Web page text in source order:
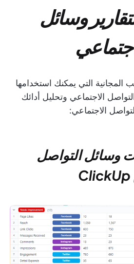
لتقارير وسائل
المجانية التي يمكنك استخدامها
الاجتماعي وتحليل أدائك
الاجتماعي:
وسائل التواصل